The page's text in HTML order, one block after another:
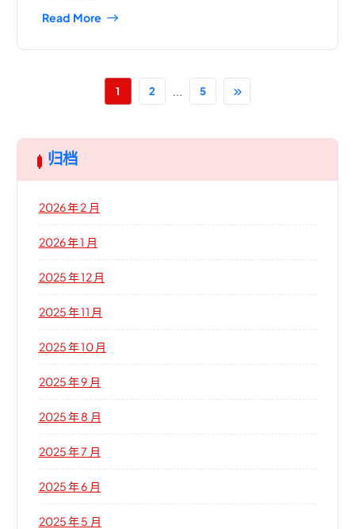
Read More
1 2 ... 5
归档
2026 年 2 月
2026 年 1 月
2025 年 12 月
2025 年 11 月
2025 年 10 月
2025 年 9 月
2025 年 8 月
2025 年 7 月
2025 年 6 月
2025 年 5 月